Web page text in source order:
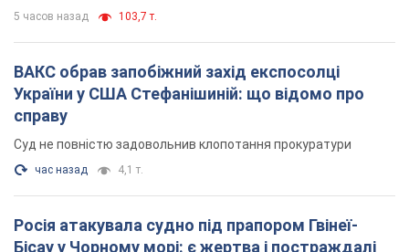
5 часов назад 103,7 т.
ВАКС обрав запобіжний захід експосолці
України у США Стефанішиній: що відомо про
справу
Суд не повністю задовольнив клопотання прокуратури
час назад 4,1 т.
Росія атакувала судно під прапором Гвінеї-
Бісау у Чорному морі: є жертва і постраждалі